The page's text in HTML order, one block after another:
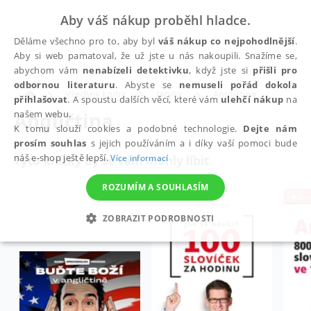
Všechny knihy Jazyky Angličtina
Angličtina
Tyto knížky by se vám mohly líbit
Aby váš nákup proběhl hladce.
Děláme všechno pro to, aby bylváš nákup co nejpohodlnější.
Aby si web pamatoval, že už jste u nás nakoupili. Snažíme se,
abychom vám nenabízeli detektivku, když jste si přišli pro
odbornou literaturu. Abyste se nemuseli pořád dokola
přihlašovat. A spoustu dalších věcí, které vám ulehčí nákup na
našem webu.
K tomu slouží cookies a podobné technologie. Dejte nám
prosím souhlas s jejich používáním a i díky vaší pomoci bude
náš e-shop ještě lepší.Více informací
ROZUMÍM A SOUHLASÍM
ZOBRAZIT PODROBNOSTI
NEZBYTNÉ ANALYTICKÉ MARKETINGOVÉ
FUNKČNÍ NEZAŘAZENÉ SOUBORY